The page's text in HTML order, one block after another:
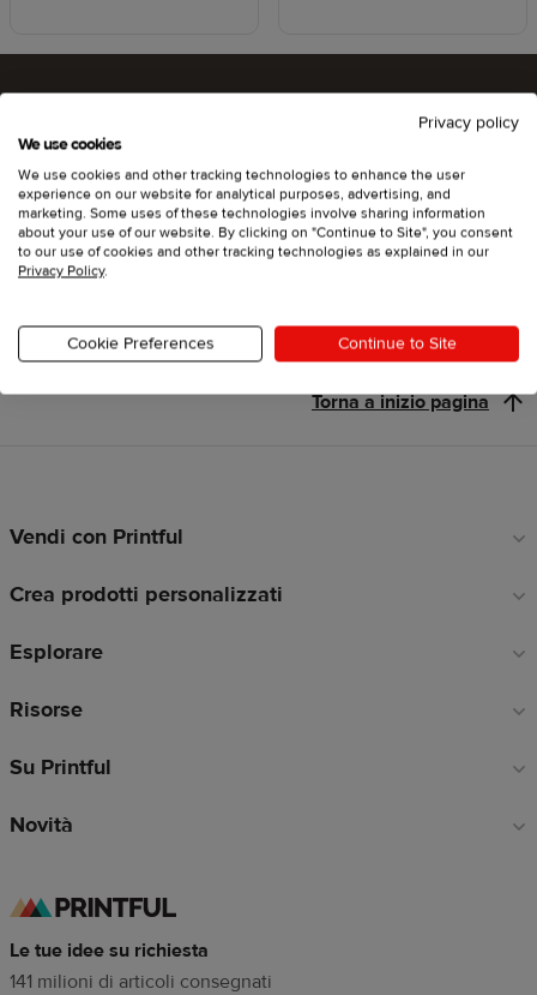
Che ne dici di provare Printful?
Inizia
Torna a inizio pagina
Link
piè
pagina
Vendi con Printful
Crea prodotti personalizzati
Esplorare
Risorse
Su Printful
Novità
Le tue idee su richiesta
141 milioni di articoli consegnati
Privacy policy
We use cookies
We use cookies and other tracking technologies to enhance the user
experience on our website for analytical purposes, advertising, and
marketing. Some uses of these technologies involve sharing information
about your use of our website. By clicking on "Continue to Site", you consent
to our use of cookies and other tracking technologies as explained in our
Privacy Policy.
Cookie Preferences Continue to Site